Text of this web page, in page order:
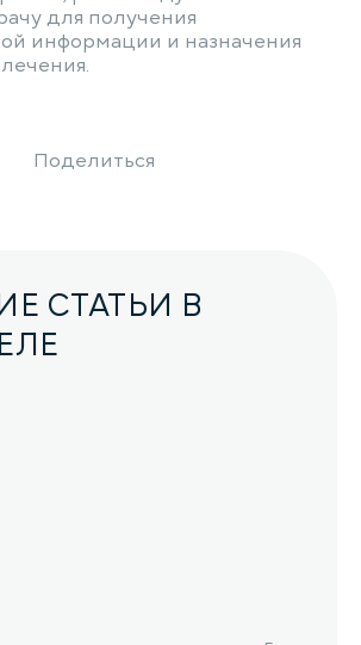
для получения
информации и назначения
Поделиться
СТАТЬИ В